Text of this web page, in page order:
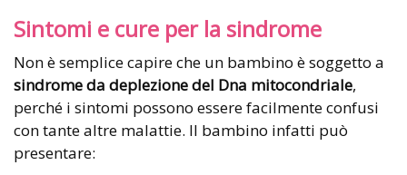
Sintomi e cure per la sindrome
Non è semplice capire che un bambino è soggetto a
sindrome da deplezione del Dna mitocondriale,
perché i sintomi possono essere facilmente confusi
con tante altre malattie. Il bambino infatti può
presentare: